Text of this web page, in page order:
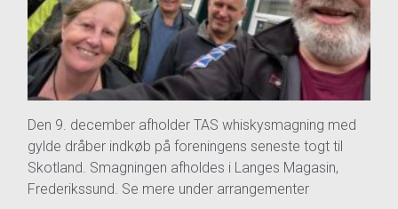
Den 9. december afholder TAS whiskysmagning med
gylde dråber indkøb på foreningens seneste togt til
Skotland. Smagningen afholdes i Langes Magasin,
Frederikssund. Se mere under arrangementer